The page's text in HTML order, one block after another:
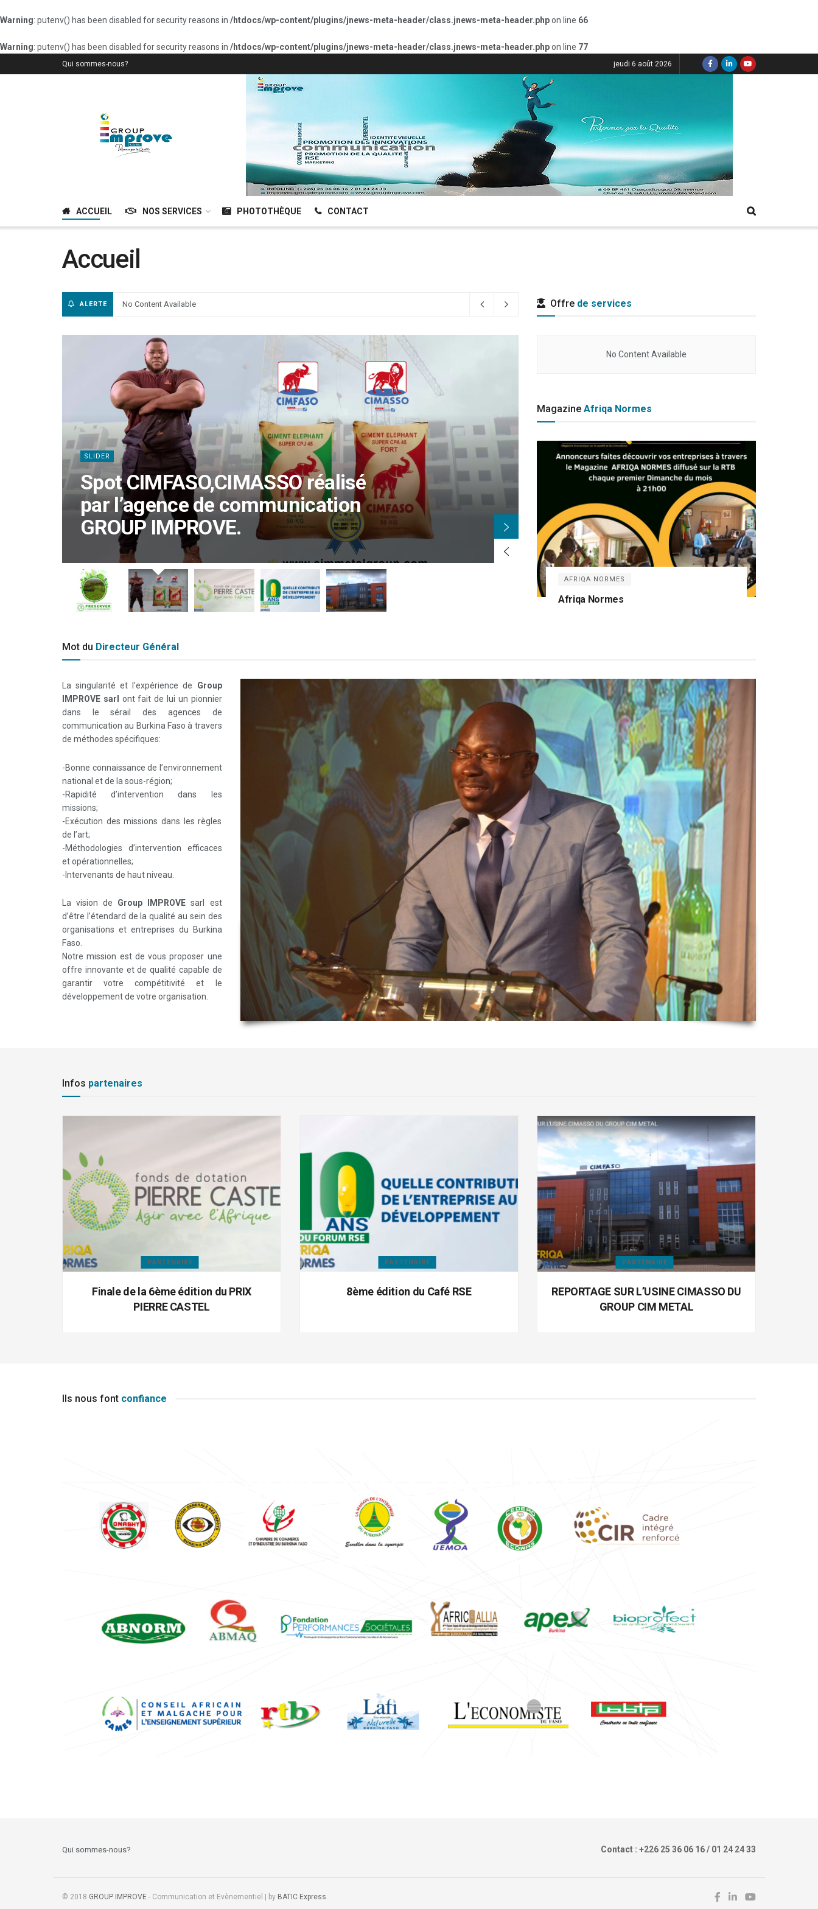
Warning: putenv() has been disabled for security reasons in /htdocs/wp-content/plugins/jnews-meta-header/class.jnews-meta-header.phpon line 66
Warning: putenv() has been disabled for security reasons in /htdocs/wp-content/plugins/jnews-meta-header/class.jnews-meta-header.phpon line 77
Qui sommes-nous? jeudi 6 août 2026
ACCUEIL NOS SERVICES PHOTOTHÈQUE CONTACT
Accueil
ALERTE No Content Available
PARTENAIRE
Finale de la 6ème édition du PRIX
PIERRE CASTEL
8ème édition du Café RSE
Offre de services
No Content Available
Magazine Afriqa Normes
AFRIQA NORMES
Afriqa Normes
Mot du Directeur Général
La singularité et l’expérience de Group
IMPROVE sarl
ont fait de lui un pionnier
dans le sérail des agences de
communication au Burkina Faso à travers
de méthodes spécifiques:
-Bonne connaissance de l’environnement
national et de la sous-région;
-Rapidité d’intervention dans les
missions;
-Exécution des missions dans les règles
de lʼart;
-Méthodologies d’intervention efficaces
et opérationnelles;
-Intervenants de haut niveau.
La vision de Group IMPROVE sarl est
d’être l’étendard de la qualité au sein des
organisations et entreprises du Burkina
Faso.
Notre mission est de vous proposer une
offre innovante et de qualité capable de
garantir votre compétitivité et le
développement de votre organisation.
Infos partenaires
PARTENAIRE
Finale de la 6ème édition du PRIX
PIERRE CASTEL
PARTENAIRE
8ème édition du Café RSE
PARTENAIRE
REPORTAGE SUR L’USINE CIMASSO DU
GROUP CIM METAL
Ils nous font confiance
Qui sommes-nous? Contact : +226 25 36 06 16 / 01 24 24 33
© 2018 GROUP IMPROVE - Communication et Evènementiel | by BATIC Express.